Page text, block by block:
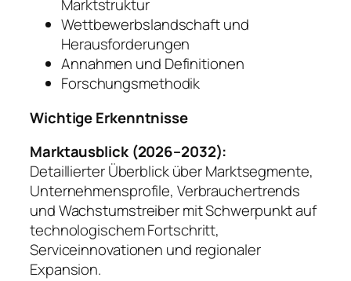
Marktstruktur
Wettbewerbslandschaft und
Herausforderungen
Annahmen und Definitionen
Forschungsmethodik
Wichtige Erkenntnisse
Marktausblick (2026–2032):
Detaillierter Überblick über Marktsegmente,
Unternehmensprofile, Verbrauchertrends
und Wachstumstreiber mit Schwerpunkt auf
technologischem Fortschritt,
Serviceinnovationen und regionaler
Expansion.